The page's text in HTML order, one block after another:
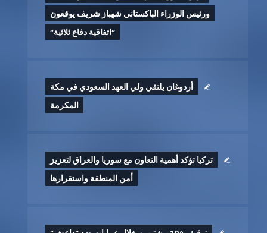
ورئيس الوزراء الباكستاني شهباز شريف يوقعون
“اتفاقية دفاع ثلاثية”
أردوغان يلتقي ولي العهد السعودي في مكة
المكرمة
تركيا تؤكد أهمية التعاون مع سوريا والعراق لتعزيز
أمن المنطقة واستقرارها